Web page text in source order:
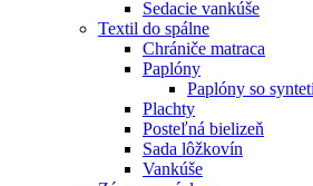
Sedacie vankúše
Textil do spálne
Chrániče matraca
Paplóny
Paplóny so
Plachty
Posteľná bielizeň
Sada lôžkovín
Vankúše